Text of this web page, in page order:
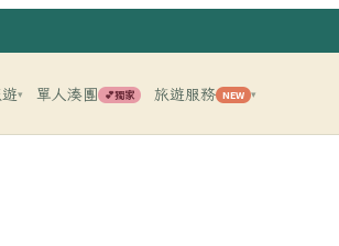
▾ 單人湊團 💕獨家 旅遊服務 NEW ▾